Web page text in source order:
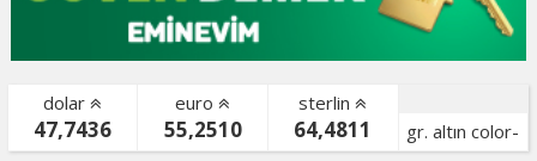
dolar
47,7436
euro
55,2510
sterlin
64,4811
gr. altın color-